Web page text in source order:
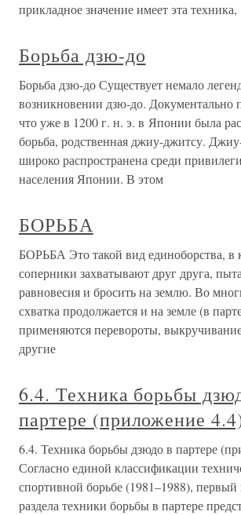
прикладное значение имеет эта техника,
Борьба дзю-до
Борьба дзю-до Существует немало
возникновении дзю-до. Документально
что уже в 1200 г. н. э. в Японии была
борьба, родственная джиу-джитсу.
широко распространена среди
населения Японии. В этом
БОРЬБА
БОРЬБА Это такой вид единоборства, в
соперники захватывают друг друга,
равновесия и бросить на землю. Во
схватка продолжается и на земле (в
применяются перевороты,
другие
6.4. Техника борьбы
партере (приложение
6.4. Техника борьбы дзюдо в партере
Согласно единой классификации
спортивной борьбе (1981–1988), первый
раздела техники борьбы в партере